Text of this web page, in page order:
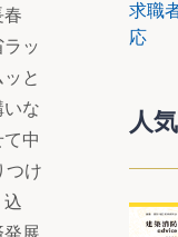
春
ッ
と
な
中
つけ
込
展
求職
応
人